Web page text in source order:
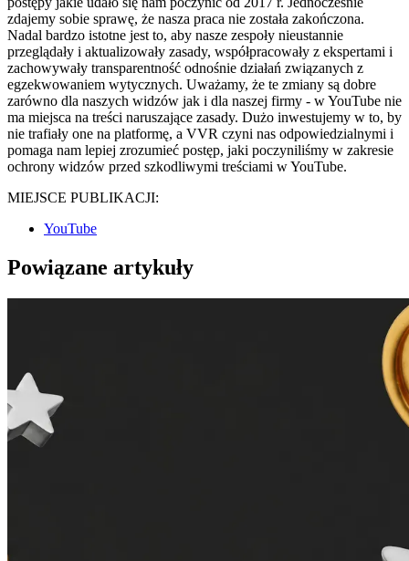
zdajemy sobie sprawę, że nasza praca nie została zakończona.
Nadal bardzo istotne jest to, aby nasze zespoły nieustannie
przeglądały i aktualizowały zasady, współpracowały z ekspertami i
zachowywały transparentność odnośnie działań związanych z
egzekwowaniem wytycznych. Uważamy, że te zmiany są dobre
zarówno dla naszych widzów jak i dla naszej firmy - w YouTube nie
ma miejsca na treści naruszające zasady. Dużo inwestujemy w to, by
nie trafiały one na platformę, a VVR czyni nas odpowiedzialnymi i
pomaga nam lepiej zrozumieć postęp, jaki poczyniliśmy w zakresie
ochrony widzów przed szkodliwymi treściami w YouTube.
MIEJSCE PUBLIKACJI:
YouTube
Powiązane artykuły